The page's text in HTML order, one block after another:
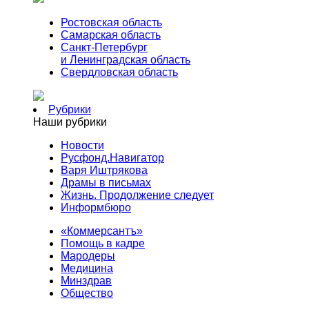
Ростовская область
Самарская область
Санкт-Петербург
и Ленинградская область
Свердловская область
Рубрики
Наши рубрики
Новости
Русфонд.Навигатор
Варя Иштрякова
Драмы в письмах
Жизнь. Продолжение следует
Информбюро
«Коммерсантъ»
Помощь в кадре
Мародеры
Медицина
Минздрав
Общество